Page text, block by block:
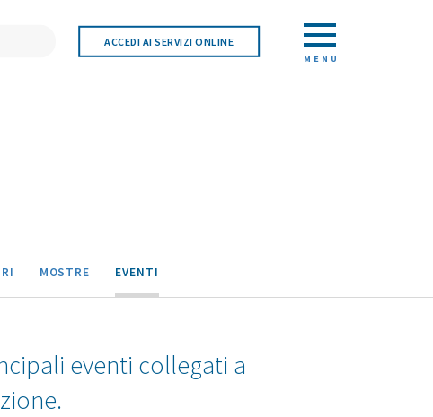
ACCEDI AI SERVIZI ONLINE
MENU
MOSTRE EVENTI
eventi collegati a